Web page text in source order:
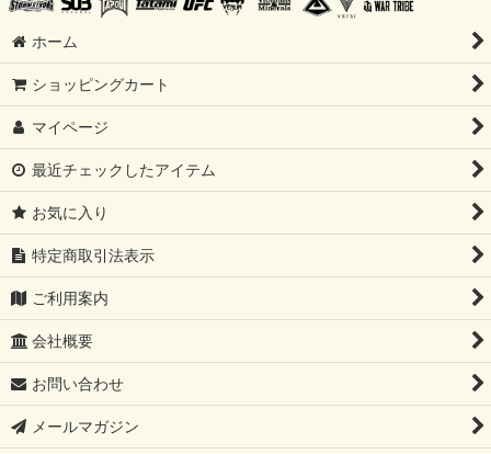
ホーム
ショッピングカート
マイページ
最近チェックしたアイテム
お気に入り
特定商取引法表示
ご利用案内
会社概要
お問い合わせ
メールマガジン